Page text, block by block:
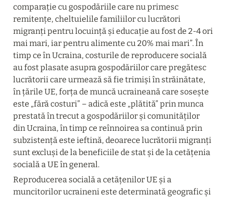
comparație cu gospodăriile care nu primesc
remitențe, cheltuielile familiilor cu lucrători
migranți pentru locuință și educație au fost de 2-4 ori
mai mari, iar pentru alimente cu 20% mai mari”. În
timp ce în Ucraina, costurile de reproducere socială
au fost plasate asupra gospodăriilor care pregătesc
lucrătorii care urmează să fie trimiși în străinătate,
în țările UE, forța de muncă ucraineană care sosește
este „fără costuri” – adică este „plătită” prin munca
prestată în trecut a gospodăriilor și comunităților
din Ucraina, în timp ce reînnoirea sa continuă prin
subzistență este ieftină, deoarece lucrătorii migranți
sunt excluși de la beneficiile de stat și de la cetățenia
socială a UE în general.
Reproducerea socială a cetățenilor UE și a
muncitorilor ucraineni este determinată geografic și